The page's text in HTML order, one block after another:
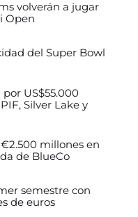
volverán a jugar
Open
del Super Bowl
US$55.000
Silver Lake y
millones en
de BlueCo
semestre con
de euros